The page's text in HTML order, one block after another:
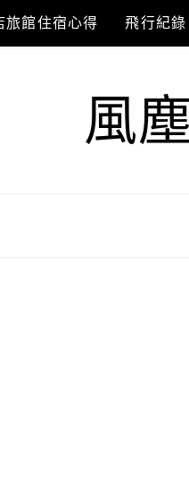
旅館住宿心得 飛行紀錄
風